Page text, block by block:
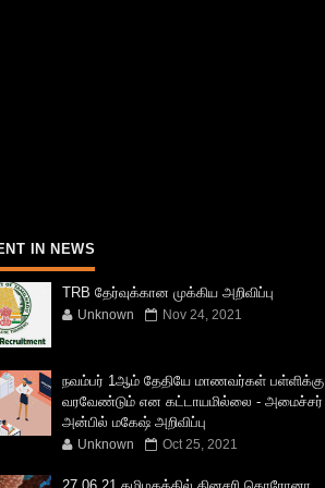
IN NEWS
TRB தேர்வுக்கான முக்கிய அறிவிப்பு
Unknown Nov 24, 2021
நவம்பர் 1ஆம் தேதியே மாணவர்கள் பள்ளிக்கு
வரவேண்டும் என கட்டாயமில்லை - அமைச்சர்
அன்பில் மகேஷ் அறிவிப்பு
Unknown Oct 25, 2021